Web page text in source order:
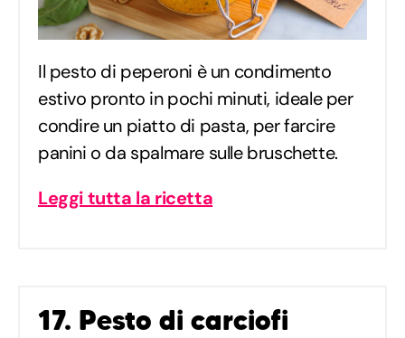
Il pesto di peperoni è un condimento
estivo pronto in pochi minuti, ideale per
condire un piatto di pasta, per farcire
panini o da spalmare sulle bruschette.
Leggi tutta la ricetta
17. Pesto di carciofi